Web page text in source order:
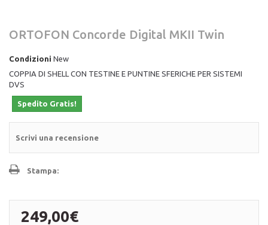
ORTOFON Concorde Digital MKII Twin
Condizioni New
COPPIA DI SHELL CON TESTINE E PUNTINE SFERICHE PER SISTEMI
DVS
Spedito Gratis!
Scrivi una recensione
Stampa:
249,00€